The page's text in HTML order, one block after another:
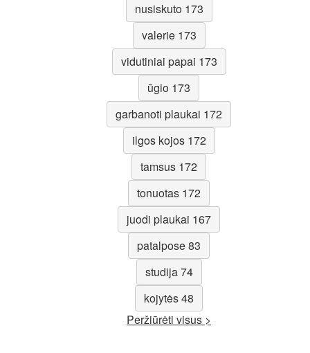
nusiskuto 173
valerie 173
vidutiniai papai 173
ūgio 173
garbanoti plaukai 172
ilgos kojos 172
tamsus 172
tonuotas 172
juodi plaukai 167
patalpose 83
studija 74
kojytės 48
Peržiūrėti visus >